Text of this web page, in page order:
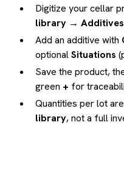
Digitize your cellar
library → Additives
Add an additive with
optionalSituations
Save the product,
green + for
Quantities per lot
library, not a full